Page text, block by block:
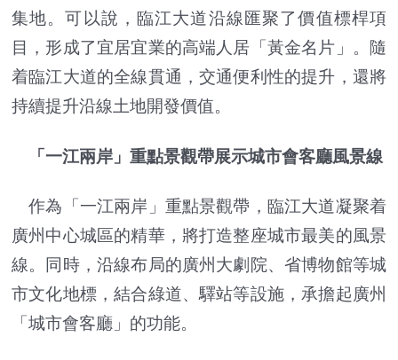
集地。可以說，臨江大道沿線匯聚了價值標桿項
目，形成了宜居宜業的高端人居「黃金名片」。隨
着臨江大道的全線貫通，交通便利性的提升，還將
持續提升沿線土地開發價值。
「一江兩岸」重點景觀帶展示城市會客廳風景線
作為「一江兩岸」重點景觀帶，臨江大道凝聚着
廣州中心城區的精華，將打造整座城市最美的風景
線。同時，沿線布局的廣州大劇院、省博物館等城
市文化地標，結合綠道、驛站等設施，承擔起廣州
「城市會客廳」的功能。